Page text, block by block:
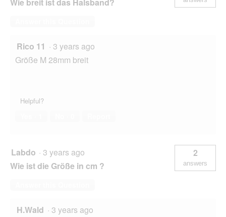
Wie breit ist das Halsband?
Rico 11 · 3 years ago
Größe M 28mm breit
Helpful?
Labdo · 3 years ago
Wie ist die Größe in cm ?
2
answers
H.Wald · 3 years ago